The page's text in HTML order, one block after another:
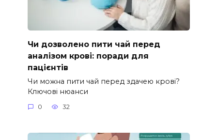
Чи дозволено пити чай перед
аналізом крові: поради для
пацієнтів
Чи можна пити чай перед здачею крові?
Ключові нюанси
0 32